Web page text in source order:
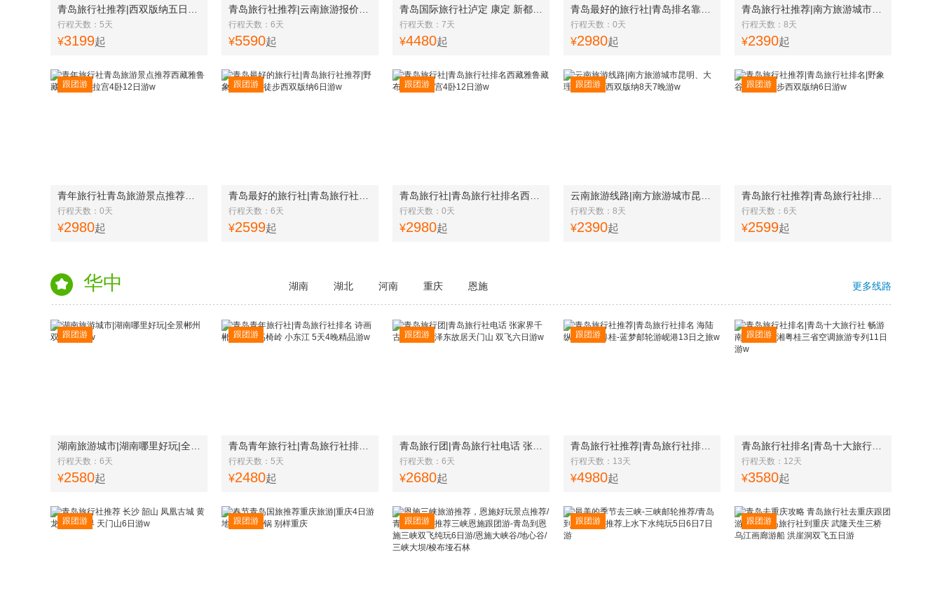
行程天数：5天
¥3199起
行程天数：6天
¥5590起
行程天数：7天
¥4480起
行程天数：0天
¥2980起
行程天数：8天
¥2390起
行程天数：0天
¥2980起
跟团游
行程天数：6天
¥2599起
跟团游
行程天数：0天
¥2980起
跟团游
行程天数：8天
¥2390起
跟团游
行程天数：6天
¥2599起
跟团游
更多线路
华中 湖南 湖北 河南 重庆 恩施
行程天数：6天
¥2580起
跟团游
行程天数：5天
¥2480起
跟团游
行程天数：6天
¥2680起
跟团游
行程天数：13天
¥4980起
跟团游
行程天数：12天
¥3580起
跟团游
跟团游 跟团游 跟团游 跟团游 跟团游